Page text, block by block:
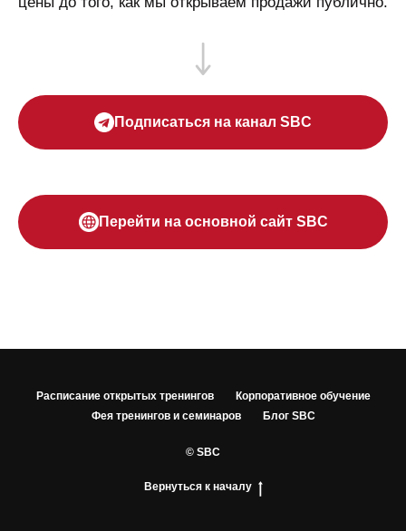
Подписаться на канал SBC
Перейти на основной сайт SBC
Расписание открытых тренингов
Корпоративное обучение
Фея тренингов и семинаров
Блог SBC
© SBC
Вернуться к началу